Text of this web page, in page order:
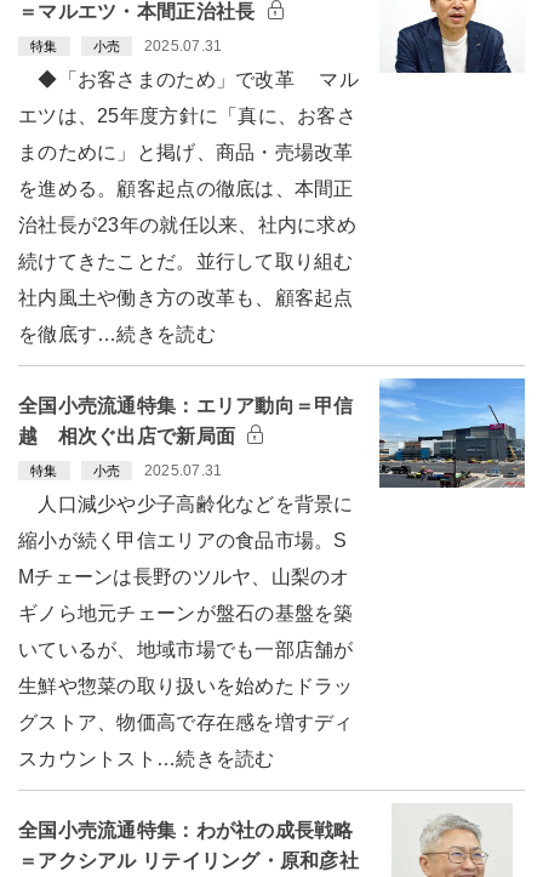
＝マルエツ・本間正治社長
特集 小売 2025.07.31
◆「お客さまのため」で改革 マル
エツは、25年度方針に「真に、お客さ
まのために」と掲げ、商品・売場改革
を進める。顧客起点の徹底は、本間正
治社長が23年の就任以来、社内に求め
続けてきたことだ。並行して取り組む
社内風土や働き方の改革も、顧客起点
を徹底す…続きを読む
全国小売流通特集：エリア動向＝甲信
越 相次ぐ出店で新局面
特集 小売 2025.07.31
人口減少や少子高齢化などを背景に
縮小が続く甲信エリアの食品市場。S
Mチェーンは長野のツルヤ、山梨のオ
ギノら地元チェーンが盤石の基盤を築
いているが、地域市場でも一部店舗が
生鮮や惣菜の取り扱いを始めたドラッ
グストア、物価高で存在感を増すディ
スカウントスト…続きを読む
全国小売流通特集：わが社の成長戦略
＝アクシアル リテイリング・原和彦社